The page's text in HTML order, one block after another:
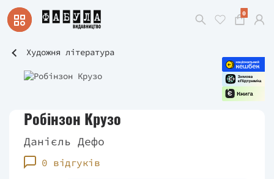
0
Художня література
Робінзон Крузо
Данієль Дефо
0 відгуків